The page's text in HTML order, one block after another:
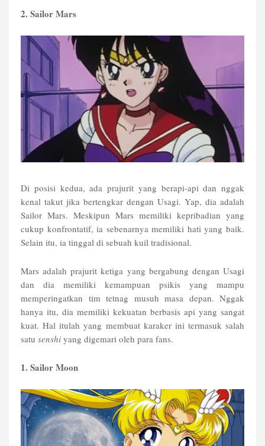
2. Sailor Mars
Di posisi kedua, ada prajurit yang berapi-api dan nggak
kenal takut jika bertengkar dengan Usagi. Yap, dia adalah
Sailor Mars. Meskipun Mars memiliki kepribadian yang
cukup konfrontatif, ia sebenarnya memiliki hati yang baik.
Selain itu, ia tinggal di sebuah kuil tradisional.
Mars adalah prajurit ketiga yang bergabung dengan Usagi
dan dia memiliki kemampuan psikis yang mampu
memperingatkan tim tetnag musuh masa depan. Nggak
hanya itu, dia memiliki kekuatan berbasis api yang sangat
kuat. Hal itulah yang membuat karaker ini termasuk salah
satu senshi yang digemari oleh para fans.
1. Sailor Moon